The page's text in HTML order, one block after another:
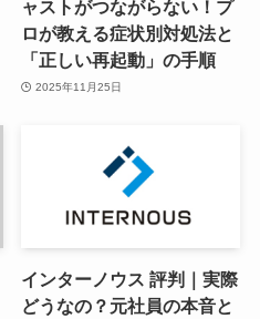
ャストがつながらない！プ
ロが教える症状別対処法と
「正しい再起動」の手順
2025年11月25日
インターノウス 評判｜実際
どうなの？元社員の本音と